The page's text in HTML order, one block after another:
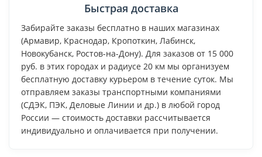
Быстрая доставка
Забирайте заказы бесплатно в наших магазинах
(Армавир, Краснодар, Кропоткин, Лабинск,
Новокубанск, Ростов-на-Дону). Для заказов от 15 000
руб. в этих городах и радиусе 20 км мы организуем
бесплатную доставку курьером в течение суток. Мы
отправляем заказы транспортными компаниями
(СДЭК, ПЭК, Деловые Линии и др.) в любой город
России — стоимость доставки рассчитывается
индивидуально и оплачивается при получении.